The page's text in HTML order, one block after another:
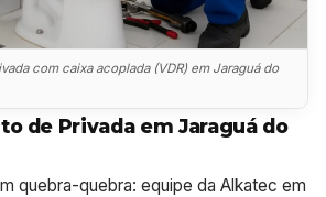
com caixa acoplada (VDR) em Jaraguá do
de Privada em Jaraguá do
quebra-quebra: equipe da Alkatec em